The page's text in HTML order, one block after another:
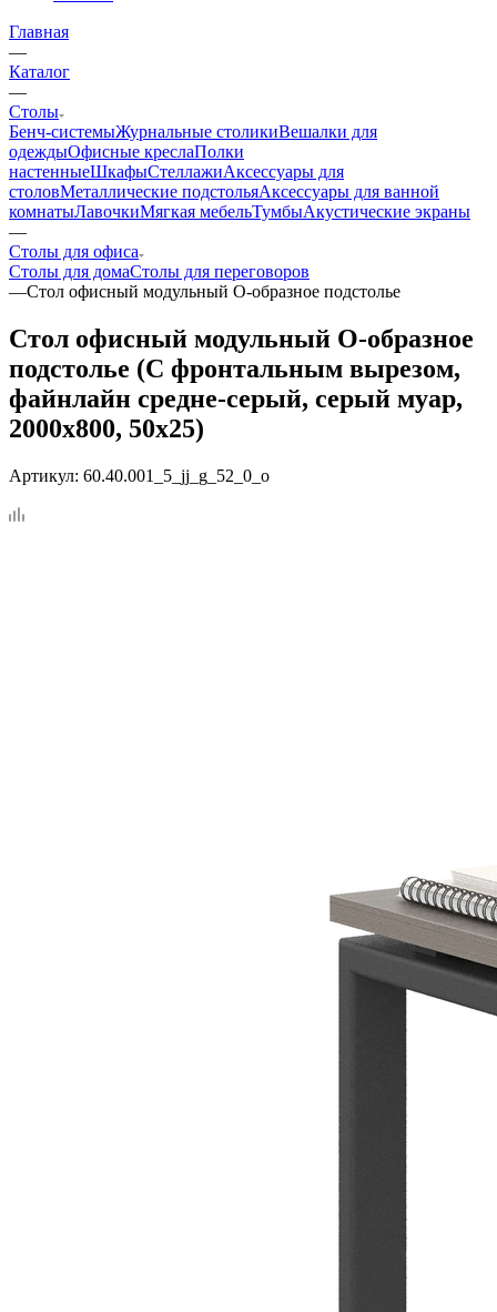
Главная
—
Каталог
—
Столы
Бенч-системыЖурнальные столикиВешалки для
одеждыОфисные креслаПолки
настенныеШкафыСтеллажиАксессуары для
столовМеталлические подстольяАксессуары для ванной
комнатыЛавочкиМягкая мебельТумбыАкустические экраны
—
Столы для офиса
Столы для домаСтолы для переговоров
—Стол офисный модульный О-образное подстолье
Стол офисный модульный О-образное
подстолье (С фронтальным вырезом,
файнлайн средне-серый, серый муар,
2000x800, 50x25)
Артикул: 60.40.001_5_jj_g_52_0_o